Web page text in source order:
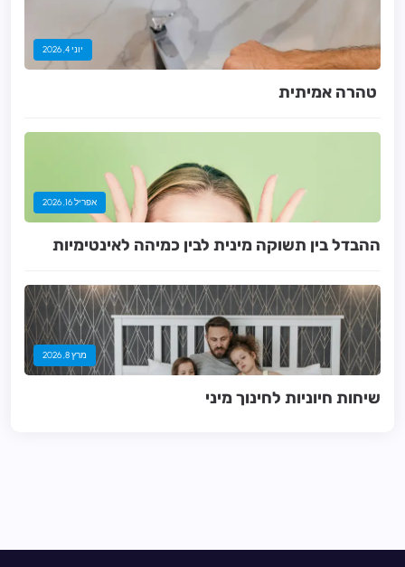
יוני 4, 2026
אפריל 16, 2026
ההבדל בין תשוקה מינית לבין כמיהה לאינטימיות
מרץ 8, 2026
שיחות חיוניות לחינוך מיני